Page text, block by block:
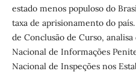
estado menos populoso do
taxa de aprisionamento do
de Conclusão de Curso,
Nacional de Informações
Nacional de Inspeções nos